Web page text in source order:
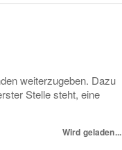
weiterzugeben. Dazu
Stelle steht, eine
Wird geladen...